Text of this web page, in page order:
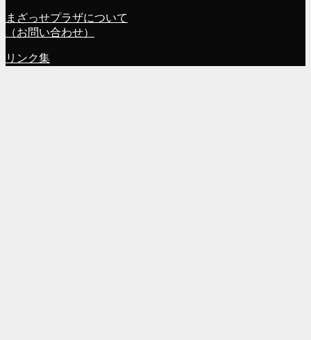
まざっせプラザについて
（お問い合わせ）
リンク集